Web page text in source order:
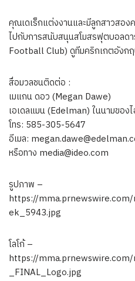
คุณเดเร็กแต่งงานและมีลูกสาวสองค
ไปกับการสนับสนุนสโมสรฟุตบอลด
Football Club) ดูทีมคริกเกตอังกฤ
สื่อมวลชนติดต่อ :
เมแกน ดอว (Megan Dawe)
เอเดลแมน (Edelman) ในนามของ
โทร: 585-305-5647
อีเมล:
หรือทาง media@ideo.com
รูปภาพ –
https://
ek_5943.jpg
โลโก้ –
https://
_FINAL_Logo.jpg